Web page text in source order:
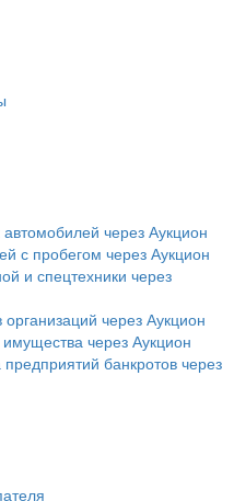
через Аукцион
с пробегом через Аукцион
и спецтехники через
через Аукцион
через Аукцион
банкротов через